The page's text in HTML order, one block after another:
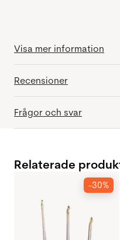
Visa mer information
Recensioner
Frågor och svar
Relaterade
-30%